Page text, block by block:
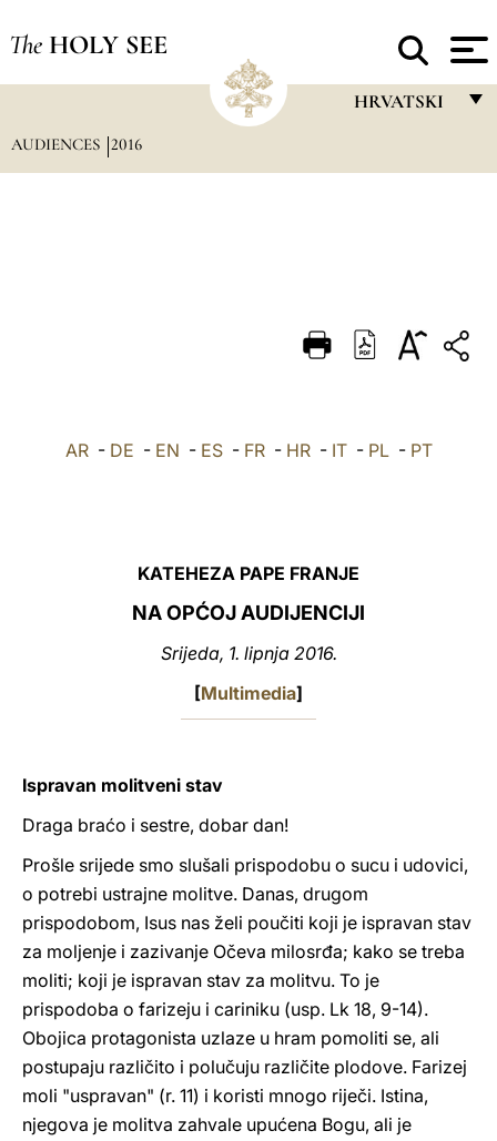
The HOLY SEE
HRVATSKI
DEUTSCH
العربيّة
AUDIENCES 2016
AR- DE - EN - ES- FR- HR- IT- PL- PT
KATEHEZA PAPE FRANJE
NA OPĆOJ AUDIJENCIJI
Srijeda, 1. lipnja 2016.
[Multimedia]
Ispravan molitveni stav
Draga braćo i sestre, dobar dan!
Prošle srijede smo slušali prispodobu o sucu i udovici,
o potrebi ustrajne molitve. Danas, drugom
prispodobom, Isus nas želi poučiti koji je ispravan stav
za moljenje i zazivanje Očeva milosrđa; kako se treba
moliti; koji je ispravan stav za molitvu. To je
prispodoba o farizeju i cariniku (usp. Lk 18, 9-14).
Obojica protagonista uzlaze u hram pomoliti se, ali
postupaju različito i polučuju različite plodove. Farizej
moli "uspravan" (r. 11) i koristi mnogo riječi. Istina,
njegova je molitva zahvale upućena Bogu, ali je